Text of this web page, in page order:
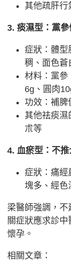
其他疏肝
3. 痰濕型：黨
症狀：體型
稠、面色蒼
材料：黨參
6g、圓肉
功效：補脾
其他祛痰濕
朮等
4. 血瘀型：不
症狀：痛經
塊多、經色
梁醫師強調，
關症狀應求診
懷孕。
相關文章：